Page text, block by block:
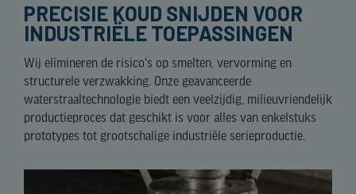
PRECISIE KOUD SNIJDEN VOOR
INDUSTRIËLE TOEPASSINGEN
Wij elimineren de risico's op smelten, vervorming en
structurele verzwakking. Onze geavanceerde
waterstraaltechnologie biedt een veelzijdig, milieuvriendelijk
productieproces dat geschikt is voor alles van enkelstuks
prototypes tot grootschalige industriële serieproductie.